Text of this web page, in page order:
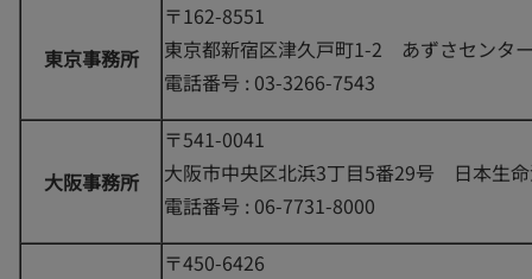
東京事務所
〒162-8551
東京都新宿区津久戸町1-2 あずさセンタ
電話番号 : 03-3266-7543
大阪事務所
〒541-0041
大阪市中央区北浜3丁目5番29号 日本生
電話番号 : 06-7731-8000
〒450-6426